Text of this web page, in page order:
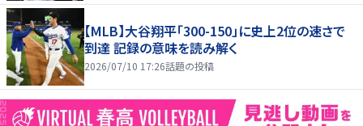
【MLB】大谷翔平「300-150」に史上2位の速さで
到達 記録の意味を読み解く
2026/07/10 17:26話題の投稿